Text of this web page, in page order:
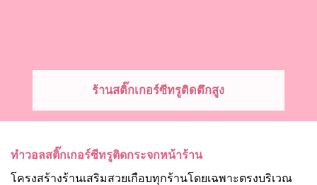
ร้านสติ๊กเกอร์ซีทรูติดตึกสูง
ทำวอลสติ๊กเกอร์ซีทรูติดกระจกหน้าร้าน
โครงสร้างร้านเสริมสวยเกือบทุกร้านโดยเฉพาะตรงบริเวณ